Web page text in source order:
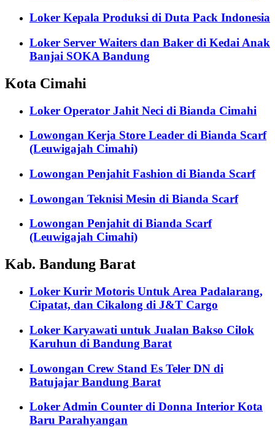
Loker Kepala Produksi di Duta Pack Indonesia
Loker Server Waiters dan Baker di Kedai Anak
Banjai SOKA Bandung
Kota Cimahi
Loker Operator Jahit Neci di Bianda Cimahi
Lowongan Kerja Store Leader di Bianda Scarf
(Leuwigajah Cimahi)
Lowongan Penjahit Fashion di Bianda Scarf
Lowongan Teknisi Mesin di Bianda Scarf
Lowongan Penjahit di Bianda Scarf
(Leuwigajah Cimahi)
Kab. Bandung Barat
Loker Kurir Motoris Untuk Area Padalarang,
Cipatat, dan Cikalong di J&T Cargo
Loker Karyawati untuk Jualan Bakso Cilok
Karuhun di Bandung Barat
Lowongan Crew Stand Es Teler DN di
Batujajar Bandung Barat
Loker Admin Counter di Donna Interior Kota
Baru Parahyangan